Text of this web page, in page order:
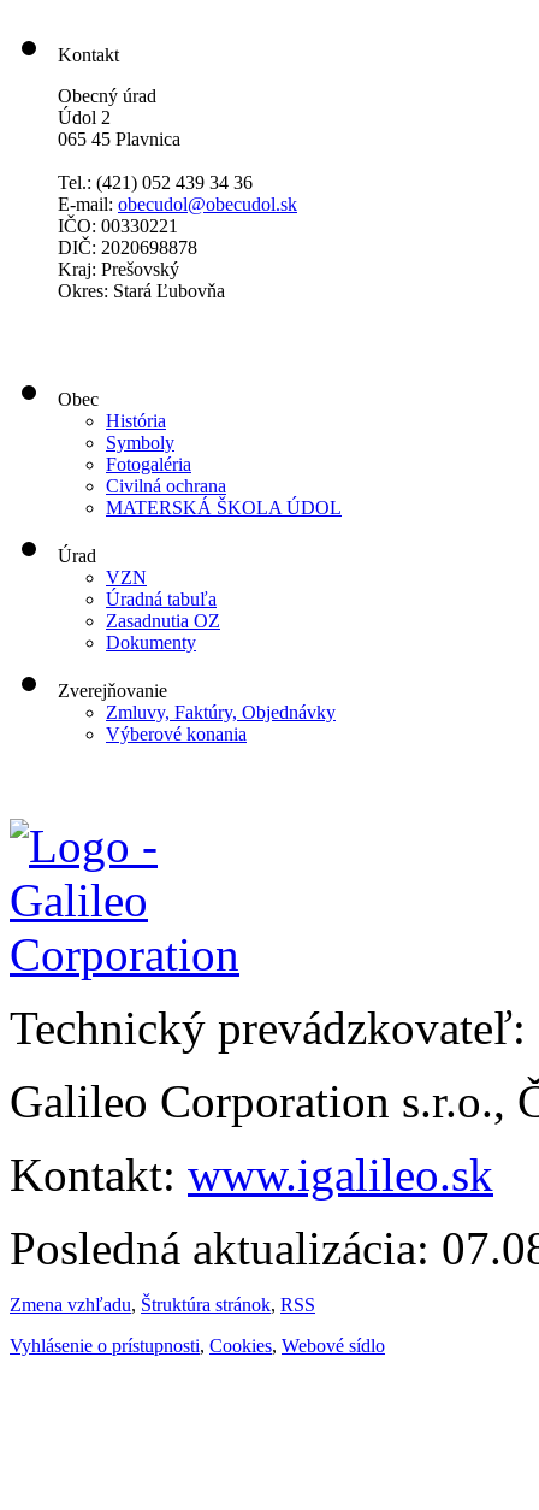
Kontakt
Obecný úrad
Údol 2
065 45 Plavnica
Tel.: (421) 052 439 34 36
E-mail: obecudol@obecudol.sk
IČO: 00330221
DIČ: 2020698878
Kraj: Prešovský
Okres: Stará Ľubovňa
Obec
História
Symboly
Fotogaléria
Civilná ochrana
MATERSKÁ ŠKOLA ÚDOL
Úrad
VZN
Úradná tabuľa
Zasadnutia OZ
Dokumenty
Zverejňovanie
Zmluvy, Faktúry, Objednávky
Výberové konania
Technický prevádzkovateľ:
Galileo Corporation s.r.o.,
Kontakt: www.igalileo.sk
Posledná aktualizácia:
Zmena vzhľadu, Štruktúra stránok, RSS
Vyhlásenie o prístupnosti, Cookies, Webové sídlo